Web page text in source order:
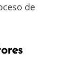
de